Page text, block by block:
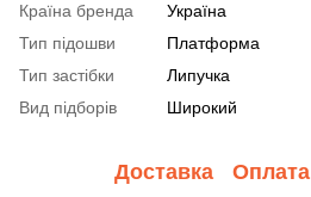
Країна бренда
Україна
Тип підошви
Платформа
Тип застібки
Липучка
Вид підборів
Широкий
Доставка Оплата